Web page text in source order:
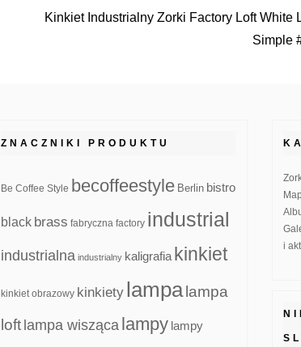
Kinkiet Industrialny Zorki Factory Loft White
Simple
ZNACZNIKI PRODUKTU
Be Coffee Style becoffeestyle Berlin bistro
black brass fabryczna factory industrial
industrialna industrialny kaligrafia kinkiet
kinkiet obrazowy kinkiety lampa lampa
loft lampa wisząca lampy lampy
i